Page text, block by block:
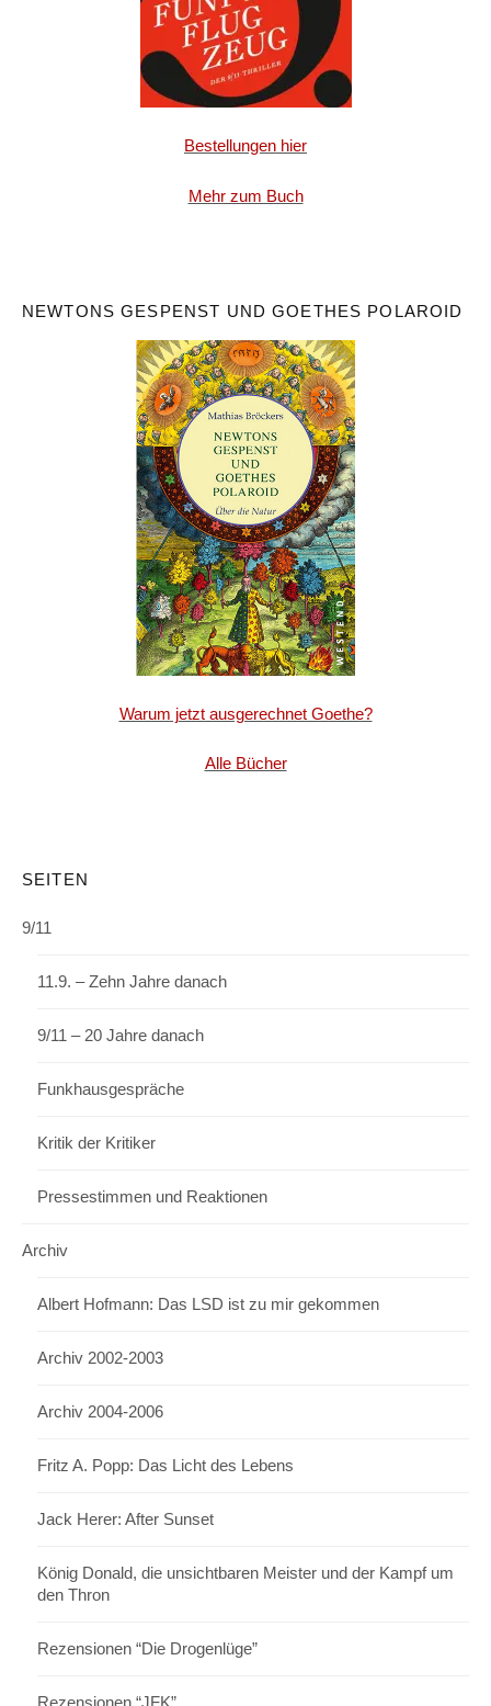
Bestellungen hier
Mehr zum Buch
NEWTONS GESPENST UND GOETHES POLAROID
Warum jetzt ausgerechnet Goethe?
Alle Bücher
SEITEN
9/11
11.9. – Zehn Jahre danach
9/11 – 20 Jahre danach
Funkhausgespräche
Kritik der Kritiker
Pressestimmen und Reaktionen
Archiv
Albert Hofmann: Das LSD ist zu mir gekommen
Archiv 2002-2003
Archiv 2004-2006
Fritz A. Popp: Das Licht des Lebens
Jack Herer: After Sunset
König Donald, die unsichtbaren Meister und der Kampf um
den Thron
Rezensionen “Die Drogenlüge”